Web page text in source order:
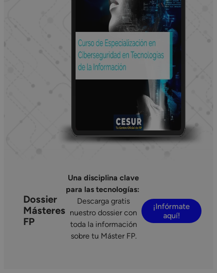
Dossier
Másteres
FP
Una disciplina clave
para las tecnologías:
Descarga gratis
nuestro dossier con
toda la información
sobre tu Máster FP.
¡Infórmate
aquí!